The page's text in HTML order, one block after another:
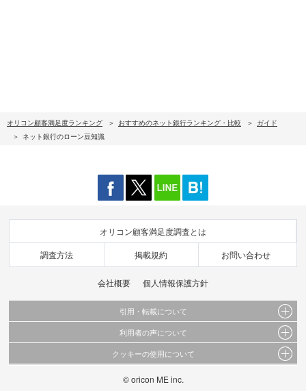
オリコン顧客満足度ランキング おすすめのネット銀行ランキング・比較
ガイド
ネット銀行のローン豆知識
オリコン顧客満足度調査とは
調査方法 掲載規約 お問い合わせ
会社概要 個人情報保護方針
引用・転載について
当サイトで公開されている情報（文字、写真、イラスト、画像データ等）及びこれらの配
置・編集および構造などについての著作権は株式会社oricon MEに帰属しております。
これらの情報を権利者の許可なく無断転載・複製などの二次利用を行うことは固く禁じて
利用者の声について
当サイトに掲載している内容はすべてサービスの利用者が提出された見解・感想です。
弊社が内容について正確性を含め一切保証するものではありません。
弊社の見解・ 意見ではないことをご理解いただいた上でご覧ください。
クッキーの使用について
このサイトでは Cookie を使用して、ユーザーに合わせたコンテンツや広告の表示、ソー
© oricon ME inc.